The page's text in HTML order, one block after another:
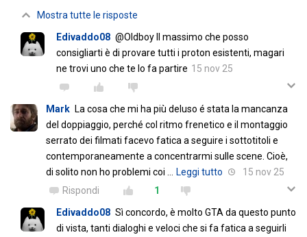
Mostra tutte le risposte
Edivaddo08 @Oldboy Il massimo che posso
consigliarti è di provare tutti i proton esistenti, magari
ne trovi uno che te lo fa partire 15 nov 25
Mark La cosa che mi ha più deluso é stata la mancanza
del doppiaggio, perché col ritmo frenetico e il montaggio
serrato dei filmati facevo fatica a seguire i sottotitoli e
contemporaneamente a concentrarmi sulle scene. Cioè,
di solito non ho problemi coi
Leggi tutto
15 nov 25
Rispondi
1
Edivaddo08 Sì concordo, è molto GTA da questo punto
di vista, tanti dialoghi e veloci che si fa fatica a seguirli